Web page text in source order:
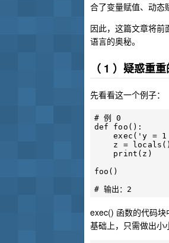
合了变量赋值、动态
因此，这篇文章将前
语言的奥秘。
（ 1 ）疑惑重
先看看这一个例子：
# 例 0
def foo():
    exec('y = 1 + 1')
foo()
exec() 函数的代码
基础上，只需做出小